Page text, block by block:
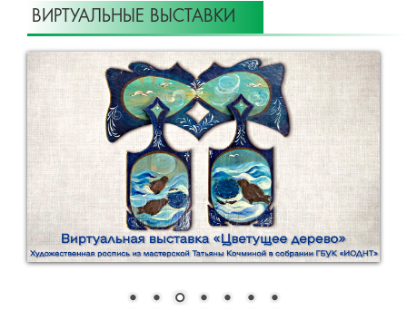
ВИРТУАЛЬНЫЕ ВЫСТАВКИ